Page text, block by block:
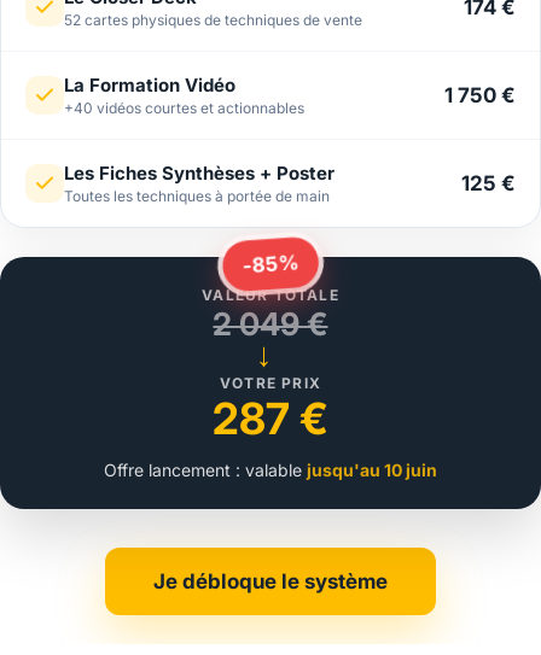
52 cartes physiques de techniques de vente
174 €
La Formation Vidéo
+40 vidéos courtes et actionnables
1 750 €
Les Fiches Synthèses + Poster
Toutes les techniques à portée de main
125 €
-85%
VALEUR TOTALE
2 049 €
→
VOTRE PRIX
287 €
Offre lancement : valable jusqu'au 10 juin
Je débloque le système